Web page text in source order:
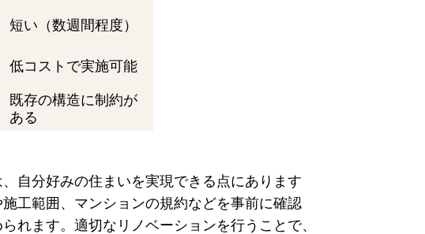
短い（数週間程度）
低コストで実施可能
既存の構造に制約が
ある
自分好みの住まいを実現できる点にあります
工範囲、マンションの規約などを事前に確認
れます。適切なリノベーションを行うことで、